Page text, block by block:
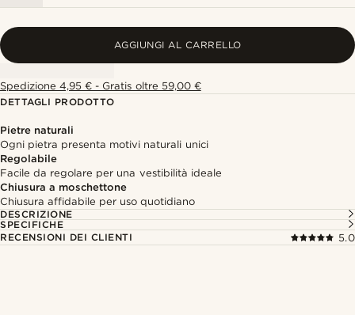
AGGIUNGI AL CARRELLO
Spedizione 4,95 € - Gratis oltre 59,00 €
DETTAGLI PRODOTTO
Pietre naturali
Ogni pietra presenta motivi naturali unici
Regolabile
Facile da regolare per una vestibilità ideale
Chiusura a moschettone
Chiusura affidabile per uso quotidiano
DESCRIZIONE
SPECIFICHE
RECENSIONI DEI CLIENTI
5.0